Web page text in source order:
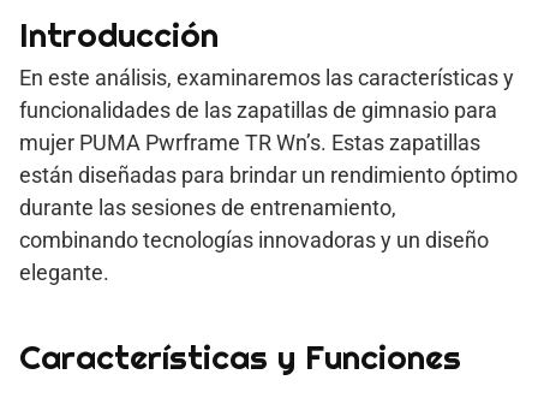
Introducción
En este análisis, examinaremos las características y
funcionalidades de las zapatillas de gimnasio para
mujer PUMA Pwrframe TR Wn’s. Estas zapatillas
están diseñadas para brindar un rendimiento óptimo
durante las sesiones de entrenamiento,
combinando tecnologías innovadoras y un diseño
elegante.
Características y Funciones